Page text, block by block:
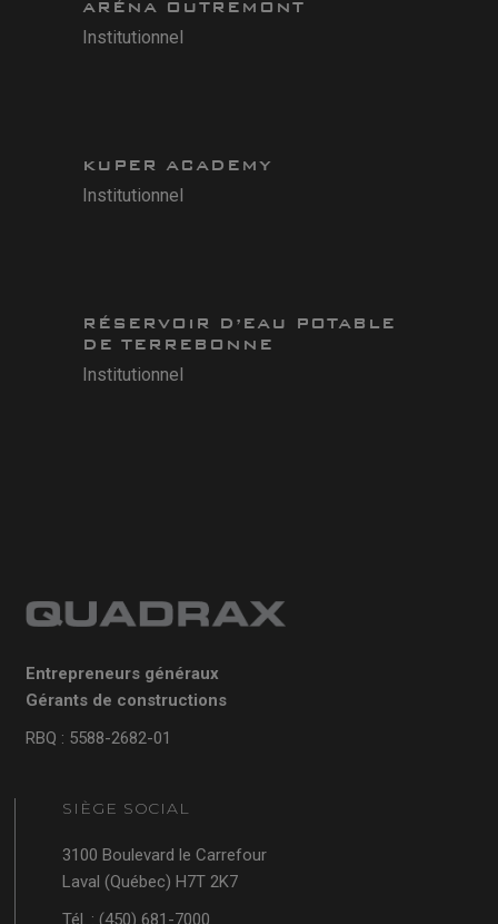
ARÉNA OUTREMONT
Institutionnel
KUPER ACADEMY
Institutionnel
RÉSERVOIR D’EAU POTABLE
DE TERREBONNE
Institutionnel
Entrepreneurs généraux
Gérants de constructions
RBQ : 5588-2682-01
SIÈGE SOCIAL
3100 Boulevard le Carrefour
Laval (Québec) H7T 2K7
Tél. : (450) 681-7000